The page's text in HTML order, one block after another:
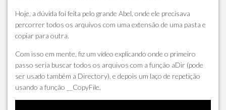
Hoje, a dúvida foi feita pelo grande Abel, onde ele precisava
percorrer todos os arquivos com uma extensão de uma pasta e
copiar para outra.
Com isso em mente, fiz um vídeo explicando onde o primeiro
passo seria buscar todos os arquivos com a função aDir (pode
ser usado também a Directory), e depois um laço de repetição
usando a função __CopyFile.